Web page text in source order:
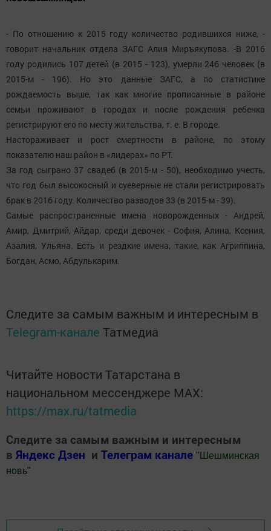
- По отношению к 2015 году количество родившихся ниже, -
говорит начальник отдела ЗАГС Алия Миръякупова. -В 2016
году родились 107 детей (в 2015 - 123), умерли 246 человек (в
2015-м - 196). Но это данные ЗАГС, а по статистике
рождаемость выше, так как многие прописанные в районе
семьи проживают в городах и после рождения ребенка
регистрируют его по месту жительства, т. е. В городе.
Настораживает и рост смертности в районе, по этому
показателю наш район в «лидерах» по РТ.
За год сыграно 37 свадеб (в 2015-м - 50), необходимо учесть,
что год был высокосный и суеверные не стали регистрировать
брак в 2016 году. Количество разводов 33 (в 2015-м - 39).
Самые распространенные имена новорожденных - Андрей,
Амир, Дмитрий, Айдар, среди девочек - София, Алина, Ксения,
Азалия, Ульяна. Есть и рездкие имена, такие, как Агриппина,
Богдан, Асмо, Абдулькарим.
Следите за самым важным и интересным в
Telegram-канале Татмедиа
Читайте новости Татарстана в
национальном мессенджере MАХ:
https://max.ru/tatmedia
Следите за самым важным и интересным
в Яндекс Дзен и Телеграм канале " Шешминская
новь"